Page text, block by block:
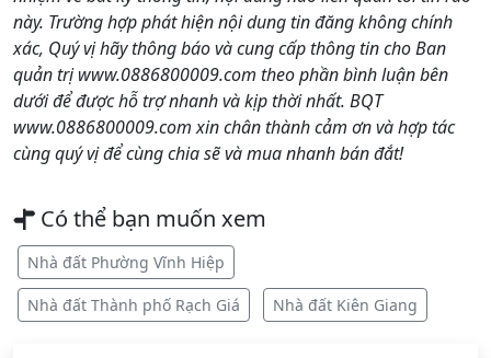
này. Trường hợp phát hiện nội dung tin đăng không chính
xác, Quý vị hãy thông báo và cung cấp thông tin cho Ban
quản trị www.0886800009.com theo phần bình luận bên
dưới để được hỗ trợ nhanh và kịp thời nhất. BQT
www.0886800009.com xin chân thành cảm ơn và hợp tác
cùng quý vị để cùng chia sẽ và mua nhanh bán đắt!
Có thể bạn muốn xem
Nhà đất Phường Vĩnh Hiệp
Nhà đất Thành phố Rạch Giá Nhà đất Kiên Giang